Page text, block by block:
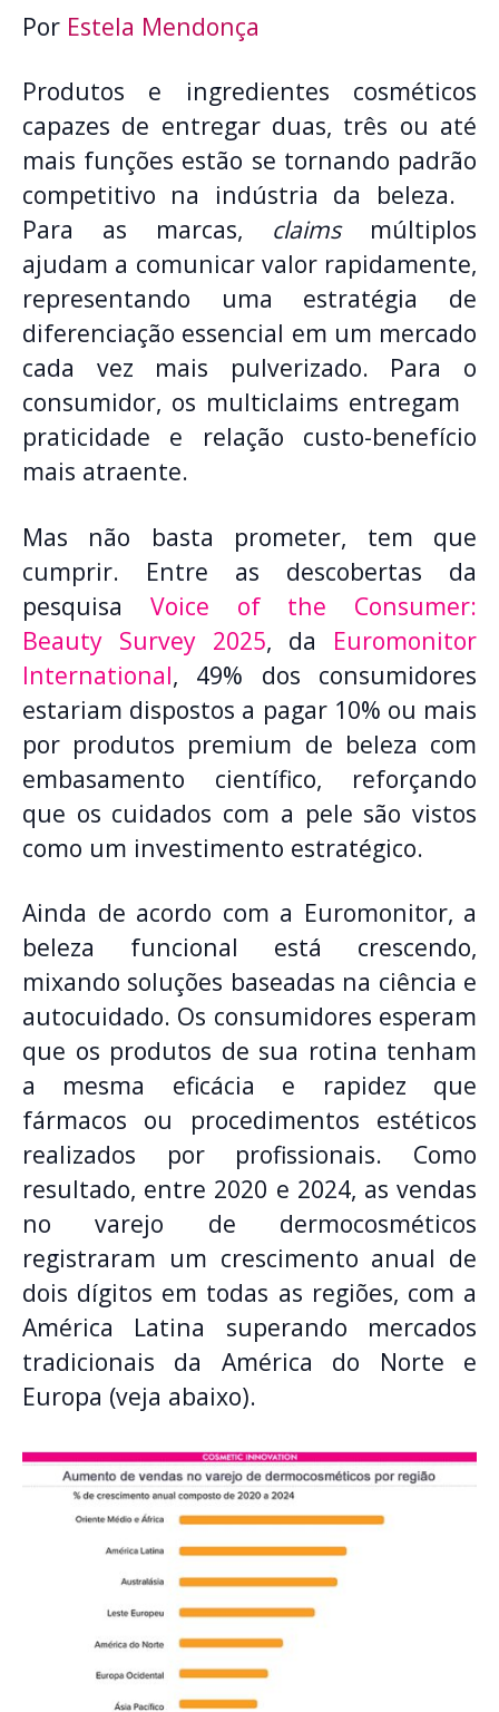
Por Estela Mendonça
Produtos e ingredientes cosméticos
capazes de entregar duas, três ou até
mais funções estão se tornando padrão
competitivo na indústria da beleza.
Para as marcas, claimsmúltiplos
ajudam a comunicar valor rapidamente,
representando uma estratégia de
diferenciação essencial em um mercado
cada vez mais pulverizado. Para o
consumidor, os multiclaims entregam
praticidade e relação custo-benefício
mais atraente.
Mas não basta prometer, tem que
cumprir. Entre as descobertas da
pesquisa Voice of the Consumer:
Beauty Survey 2025, da Euromonitor
International, 49% dos consumidores
estariam dispostos a pagar 10% ou mais
por produtos premium de beleza com
embasamento científico, reforçando
que os cuidados com a pele são vistos
como um investimento estratégico.
Ainda de acordo com a Euromonitor, a
beleza funcional está crescendo,
mixando soluções baseadas na ciência e
autocuidado. Os consumidores esperam
que os produtos de sua rotina tenham
a mesma eficácia e rapidez que
fármacos ou procedimentos estéticos
realizados por profissionais. Como
resultado, entre 2020 e 2024, as vendas
no varejo de dermocosméticos
registraram um crescimento anual de
dois dígitos em todas as regiões, com a
América Latina superando mercados
tradicionais da América do Norte e
Europa (veja abaixo).